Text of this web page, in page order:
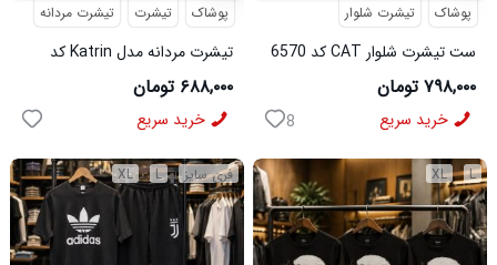
پوشاک تیشرت تیشرت مردانه
تیشرت مردانه مدل Katrin کد
6579
۶۸۸,۰۰۰ تومان
خرید سریع
پوشاک تیشرت شلوار
ست تیشرت شلوار CAT کد 6570
۷۹۸,۰۰۰ تومان
خرید سریع 8
فری سایز L
XL L
XL